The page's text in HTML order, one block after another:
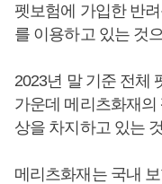
펫보험에 가입한 반
를 이용하고 있는 것
2023년 말 기준 전체
가운데 메리츠화재의
상을 차지하고 있는
메리츠화재는 국내